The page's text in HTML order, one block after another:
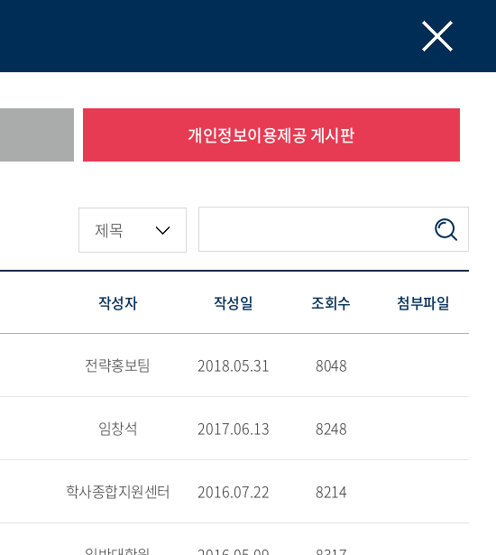
개인정보이용제공 게시판
작성자 작성일 조회수 첨부파일
전략홍보팀 2018.05.31 8048
임창석 2017.06.13 8248
학사종합지원센터 2016.07.22 8214